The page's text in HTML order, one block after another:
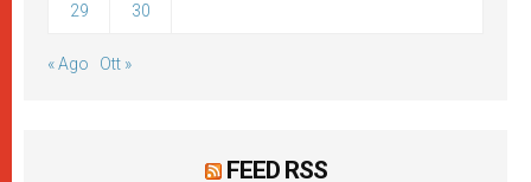
29 30
« Ago Ott »
FEED RSS